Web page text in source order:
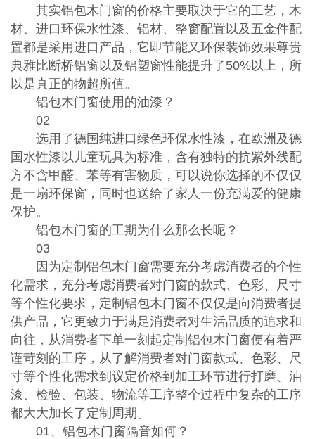
其实铝包木门窗的价格主要取决于它的工艺，木
材、进口环保水性漆、铝材、整窗配置以及五金件配
置都是采用进口产品，它即节能又环保装饰效果尊贵
典雅比断桥铝窗以及铝塑窗性能提升了50%以上，所
以是真正的物超所值。
铝包木门窗使用的油漆？
02
选用了德国纯进口绿色环保水性漆，在欧洲及德
国水性漆以儿童玩具为标准，含有独特的抗紫外线配
方不含甲醛、苯等有害物质，可以说你选择的不仅仅
是一扇环保窗，同时也送给了家人一份充满爱的健康
保护。
铝包木门窗的工期为什么那么长呢？
03
因为定制铝包木门窗需要充分考虑消费者的个性
化需求，充分考虑消费者对门窗的款式、色彩、尺寸
等个性化要求，定制铝包木门窗不仅仅是向消费者提
供产品，它更致力于满足消费者对生活品质的追求和
向往，从消费者下单一刻起定制铝包木门窗便有着严
谨苛刻的工序，从了解消费者对门窗款式、色彩、尺
寸等个性化需求到议定价格到加工环节进行打磨、油
漆、检验、包装、物流等工序整个过程中复杂的工序
都大大加长了定制周期。
01、铝包木门窗隔音如何？